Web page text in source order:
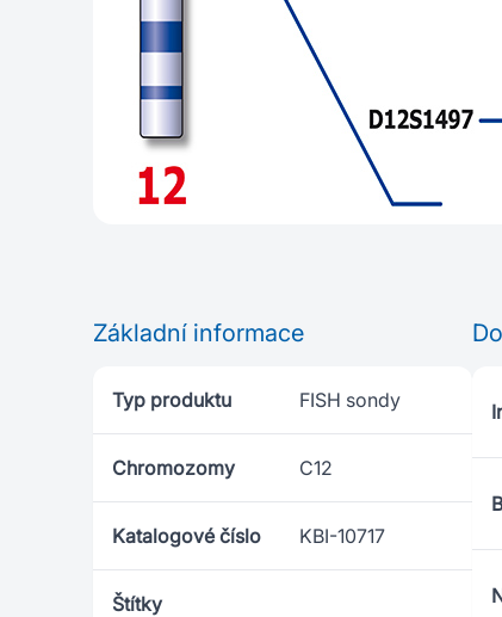
Základní informace
Typ produktu FISH sondy
Chromozomy C12
Katalogové číslo KBI-10717
Štítky